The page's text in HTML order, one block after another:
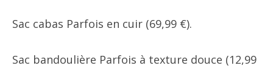
Sac cabas Parfois en cuir (69,99 €).
Sac bandoulière Parfois à texture douce (12,99